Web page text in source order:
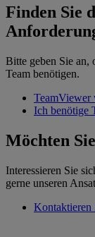
Finden Sie
Bitte geben Sie an,
Team benötigen.
TeamViewer
Ich benötige
Möchten
Interessieren Sie
gerne unseren
Kontaktieren